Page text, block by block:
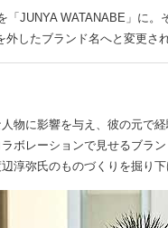
「JUNYA WATANABE」に
したブランド名へと変更され
物に影響を与え、彼の元で
ボレーションで見せるブラ
淳弥氏のものづくりを掘り下